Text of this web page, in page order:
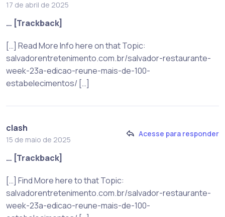
17 de abril de 2025
… [Trackback]
[…] Read More Info here on that Topic:
salvadorentretenimento.com.br/salvador-restaurante-
week-23a-edicao-reune-mais-de-100-
estabelecimentos/ […]
clash
15 de maio de 2025
Acesse para responder
… [Trackback]
[…] Find More here to that Topic:
salvadorentretenimento.com.br/salvador-restaurante-
week-23a-edicao-reune-mais-de-100-